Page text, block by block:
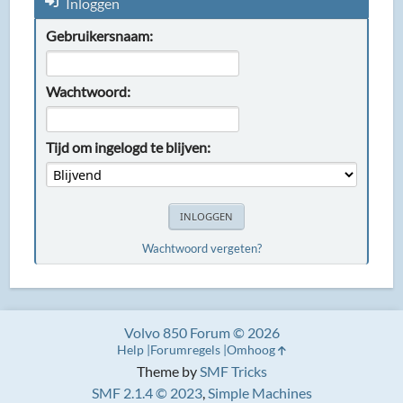
Gebruikersnaam:
Wachtwoord:
Tijd om ingelogd te blijven:
Wachtwoord vergeten?
Theme bySMF Tricks
SMF 2.1.4 © 2023,Simple Machines
Volvo 850 Forum © 2026
Help Forumregels Omhoog